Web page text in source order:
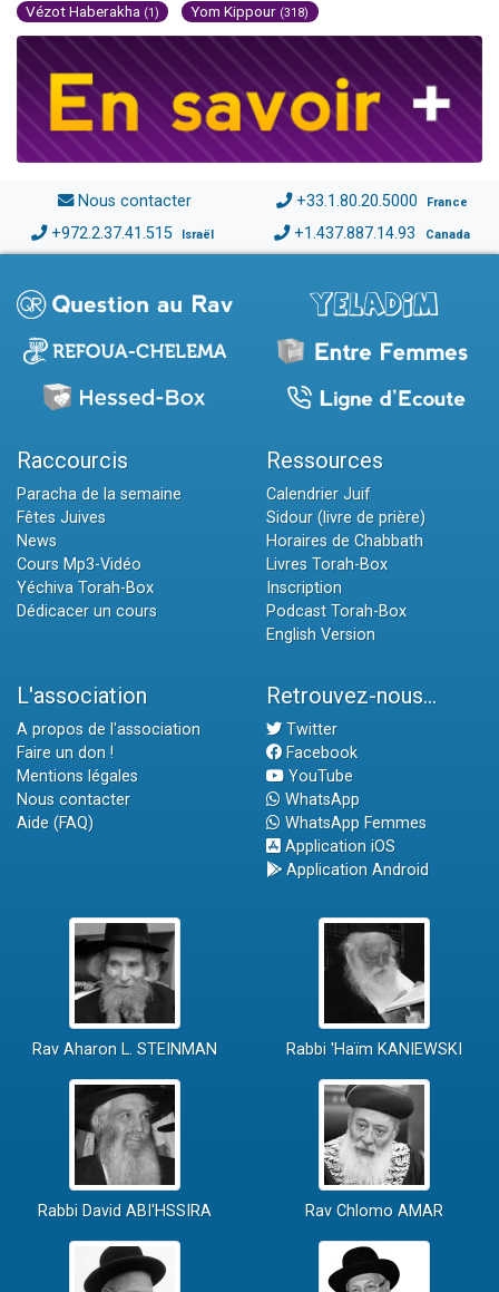
Vézot Haberakha (1) Yom Kippour (318)
Nous contacter +33.1.80.20.5000 France
+972.2.37.41.515 Israël +1.437.887.14.93 Canada
Raccourcis
Paracha de la semaine
Fêtes Juives
News
Cours Mp3-Vidéo
Yéchiva Torah-Box
Dédicacer un cours
Ressources
Calendrier Juif
Sidour (livre de prière)
Horaires de Chabbath
Livres Torah-Box
Inscription
Podcast Torah-Box
English Version
L'association
A propos de l'association
Faire un don !
Mentions légales
Nous contacter
Aide (FAQ)
Retrouvez-nous...
Twitter
Facebook
YouTube
WhatsApp
WhatsApp Femmes
Application iOS
Application Android
Rav Aharon L. STEINMAN Rabbi 'Haïm KANIEWSKI
Rabbi David ABI'HSSIRA Rav Chlomo AMAR